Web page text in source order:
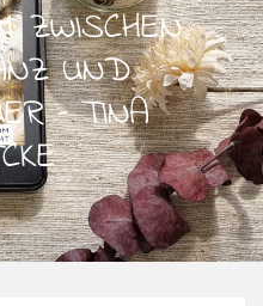
ZWISCHEN
UND
– TINA